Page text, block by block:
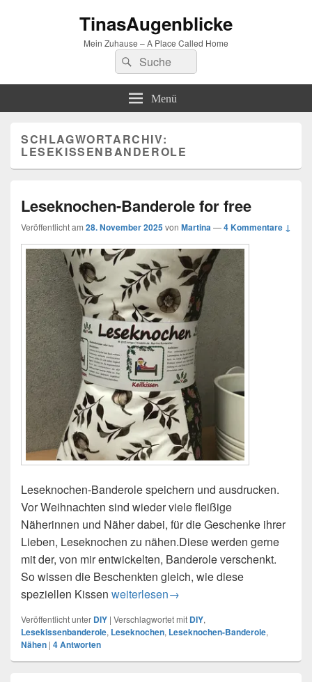
TinasAugenblicke
Mein Zuhause – A Place Called Home
Suchen
nach:
Suchen
Menü
SCHLAGWORTARCHIV:
LESEKISSENBANDEROLE
Leseknochen-Banderole for free
Veröffentlicht am 28. November 2025von Martina—4 Kommentare ↓
Leseknochen-Banderole speichern und ausdrucken.
Vor Weihnachten sind wieder viele fleißige
Näherinnen und Näher dabei, für die Geschenke ihrer
Lieben, Leseknochen zu nähen.Diese werden gerne
mit der, von mir entwickelten, Banderole verschenkt.
So wissen die Beschenkten gleich, wie diese
speziellen Kissen Leseknochen-Banderole for free
weiterlesen→
Veröffentlicht unter DIY | Verschlagwortet mit DIY,
Lesekissenbanderole, Leseknochen, Leseknochen-Banderole,
Nähen | 4Antworten